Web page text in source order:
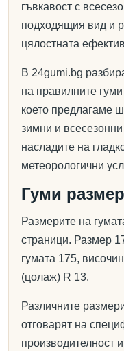
гъвкавост с
подходящия вид и
цялостната
В 24gumi.bg
на правилните
което предлагаме
зимни и
насладите на
метеорологични
Гуми
Размерите на
страници. Размер
гумата 175,
(цолаж) R 13.
Различните
отговарят на
производителност